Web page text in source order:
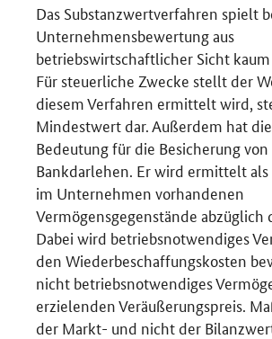
Das Substanzwertverfahren spielt
Unternehmensbewertung aus
betriebswirtschaftlicher Sicht kaum
Für steuerliche Zwecke stellt der
diesem Verfahren ermittelt wird,
Mindestwert dar. Außerdem hat
Bedeutung für die Besicherung von
Bankdarlehen. Er wird ermittelt
im Unternehmen vorhandenen
Vermögensgegenstände abzüglich
Dabei wird betriebsnotwendiges
den Wiederbeschaffungskosten
nicht betriebsnotwendiges
erzielenden Veräußerungspreis.
der Markt- und nicht der